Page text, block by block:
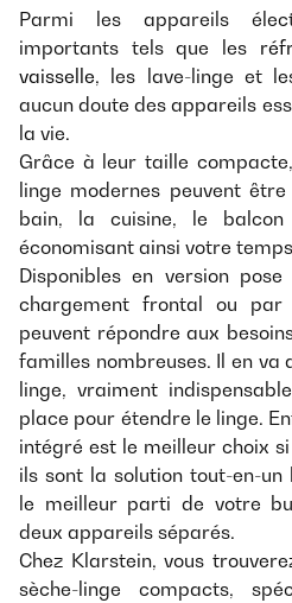
Parmi les appareils
importants tels que les
vaisselle, les lave-linge et
aucun doute des appareils
la vie.
Grâce à leur taille
linge modernes peuvent
bain, la cuisine, le
économisant ainsi votre
Disponibles en version
chargement frontal ou par
peuvent répondre aux
familles nombreuses. Il en va
linge, vraiment
place pour étendre le linge.
intégré est le meilleur choix
ils sont la solution tout-en-
le meilleur parti de votre
deux appareils séparés.
Chez Klarstein, vous
sèche-linge compacts,